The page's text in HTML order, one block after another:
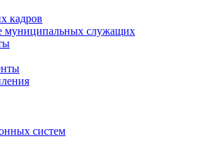
кадров
муниципальных служащих
систем